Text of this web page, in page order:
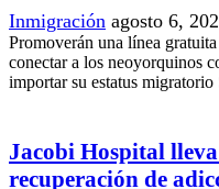
Inmigración agosto 6,
Promoverán una línea
conectar a los neoyorquinos
importar su estatus migratorio
Jacobi Hospital
recuperación de